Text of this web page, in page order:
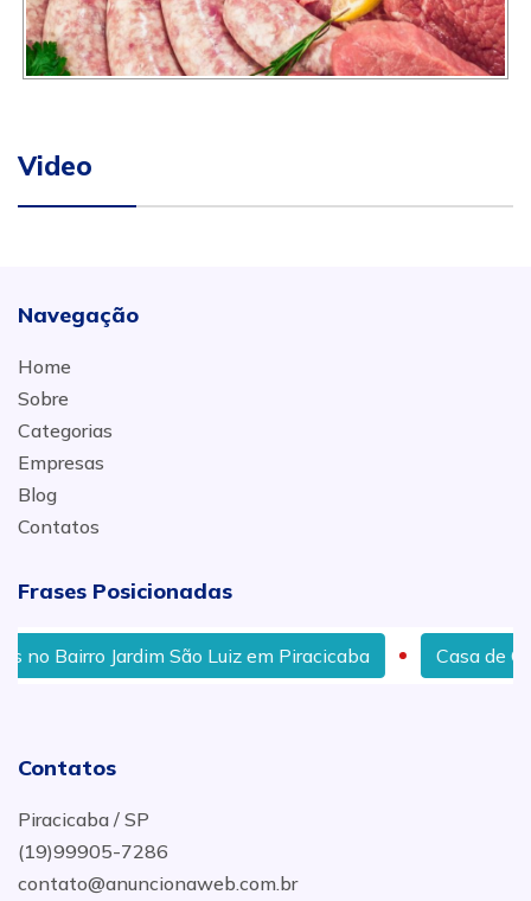
Video
Navegação
Home
Sobre
Categorias
Empresas
Blog
Contatos
Frases Posicionadas
Jardim São Luiz em Piracicaba Casa de
Contatos
Piracicaba / SP
(19)99905-7286
contato@anuncionaweb.com.br